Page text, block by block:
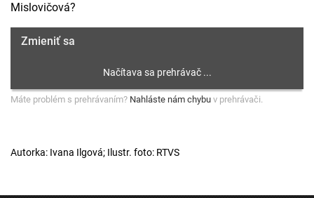
Mislovičová?
Zmieniť sa
Máte problém s prehrávaním? Nahláste nám chybu v prehrávači.
Autorka: Ivana Ilgová; Ilustr. foto: RTVS